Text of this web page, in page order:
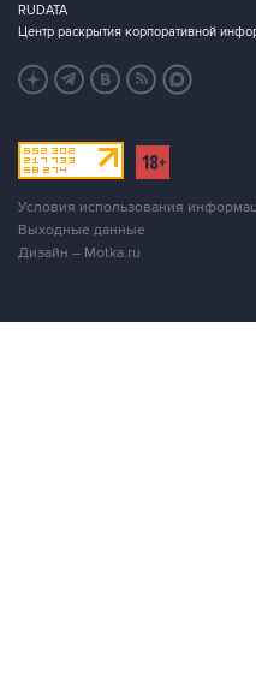
RUDATA
Центр раскрытия корпоративной
Условия использования
Выходные данные
Дизайн – Motka.ru